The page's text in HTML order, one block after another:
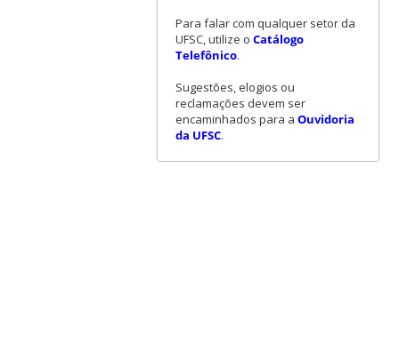
Para falar com qualquer setor da
UFSC, utilize o Catálogo
Telefônico.
Sugestões, elogios ou
reclamações devem ser
encaminhados para a Ouvidoria
da UFSC.